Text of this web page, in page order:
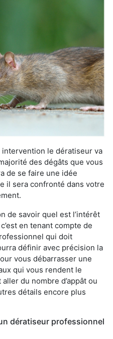
le dératiseur va
des dégâts que vous
de se faire une idée
il sera confronté dans votre
de savoir quel est l’intérêt
en tenant compte de
qui doit
définir avec précision la
vous débarrasser une
qui vous rendent le
du nombre d’appât ou
détails encore plus
dératiseur professionnel